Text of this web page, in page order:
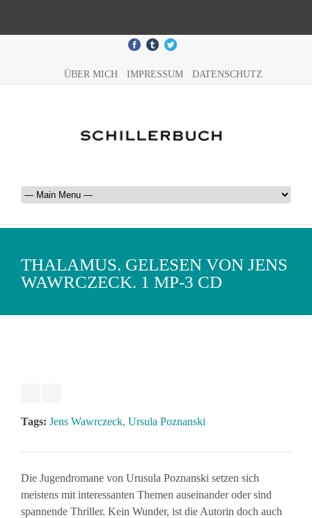
ÜBER MICH IMPRESSUM DATENSCHUTZ
THALAMUS. GELESEN VON JENS
WAWRCZECK. 1 MP-3 CD
Tags: Jens Wawrczeck, Ursula Poznanski
Die Jugendromane von Urusula Poznanski setzen sich
meistens mit interessanten Themen auseinander oder sind
spannende Thriller. Kein Wunder, ist die Autorin doch auch